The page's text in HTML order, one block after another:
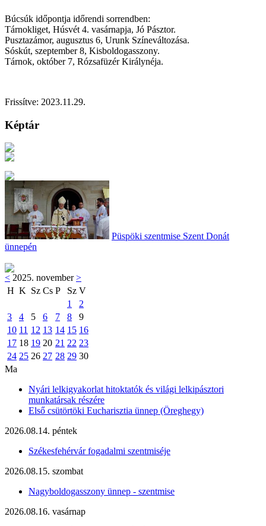
Búcsúk időpontja időrendi sorrendben:
Tárnokliget, Húsvét 4. vasárnapja, Jó Pásztor.
Pusztazámor, augusztus 6, Urunk Színeváltozása.
Sóskút, szeptember 8, Kisboldogasszony.
Tárnok, október 7, Rózsafüzér Királynéja.
Frissítve: 2023.11.29.
Képtár
Püspöki szentmise Szent Donát
ünnepén
< 2025. november>
H K Sz Cs P Sz V
1
2
3
4 5 6 7 8
9
10 11 12 13 14 15 16
17 18 19 20 21 22 23
24 25 26 27 28 29 30
Ma
Nyári lelkigyakorlat hitoktatók és világi lelkipásztori
munkatársak részére
Első csütörtöki Eucharisztia ünnep (Öreghegy)
2026.08.14. péntek
Székesfehérvár fogadalmi szentmiséje
2026.08.15. szombat
Nagyboldogasszony ünnep - szentmise
2026.08.16. vasárnap